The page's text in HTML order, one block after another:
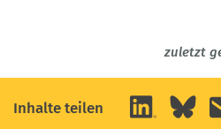
zuletzt
Inhalte teilen LinkedIn